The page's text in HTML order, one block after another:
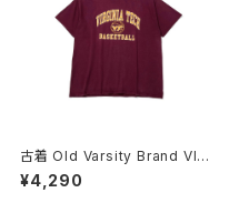
古着 Old Varsity Brand VIRG
INIA TECH BASKETBALL カ
レッジロゴ コットン100％ 半袖
¥4,290